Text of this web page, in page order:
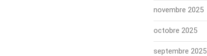
novembre 2025
octobre 2025
septembre 2025